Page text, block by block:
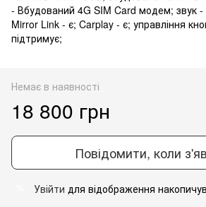
- Вбудований 4G SIM Card модем; звук -
Mirror Link - є; Carplay - є; управління
підтримує;
Немає в наявності
18 800 грн
Повідомити, коли
Увійти для відображення